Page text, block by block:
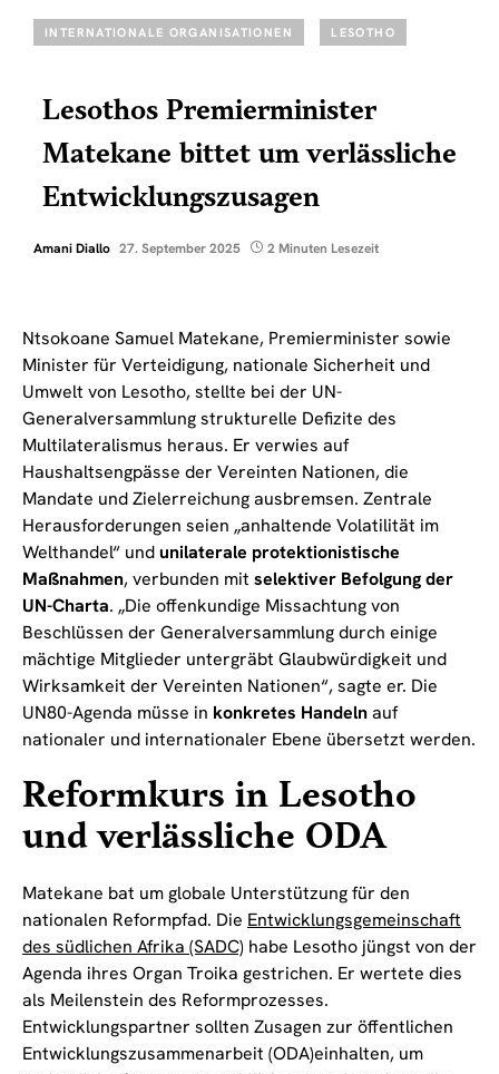
INTERNATIONALE ORGANISATIONEN LESOTHO
Lesothos Premierminister
Matekane bittet um verlässliche
Entwicklungszusagen
Amani Diallo 27. September 2025 2 Minuten Lesezeit
Ntsokoane Samuel Matekane, Premierminister sowie
Minister für Verteidigung, nationale Sicherheit und
Umwelt von Lesotho, stellte bei der UN-
Generalversammlung strukturelle Defizite des
Multilateralismus heraus. Er verwies auf
Haushaltsengpässe der Vereinten Nationen, die
Mandate und Zielerreichung ausbremsen. Zentrale
Herausforderungen seien „anhaltende Volatilität im
Welthandel“ undunilaterale protektionistische
Maßnahmen, verbunden mit selektiver Befolgung der
UN-Charta. „Die offenkundige Missachtung von
Beschlüssen der Generalversammlung durch einige
mächtige Mitglieder untergräbt Glaubwürdigkeit und
Wirksamkeit der Vereinten Nationen“, sagte er. Die
UN80-Agenda müsse in konkretes Handelnauf
nationaler und internationaler Ebene übersetzt werden.
Reformkurs in Lesotho
und verlässliche ODA
Matekane bat um globale Unterstützung für den
nationalen Reformpfad. Die Entwicklungsgemeinschaft
des südlichen Afrika (SADC) habe Lesotho jüngst von der
Agenda ihres Organ Troika gestrichen. Er wertete dies
als Meilenstein des Reformprozesses.
Entwicklungspartner sollten Zusagen zur öffentlichen
Entwicklungszusammenarbeit (ODA)einhalten, um